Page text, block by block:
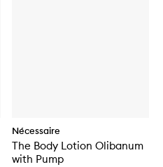
Nécessaire
The Body Lotion Olibanum
with Pump